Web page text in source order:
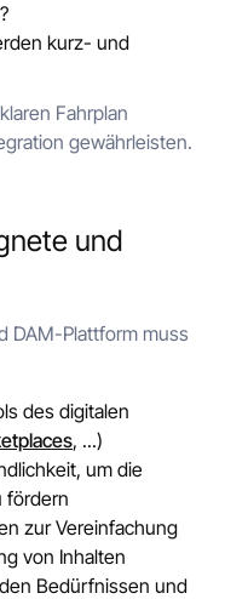
kurz- und
Fahrplan
gewährleisten.
und
DAM-Plattform muss
des digitalen
, ...)
um die
fördern
zur Vereinfachung
von Inhalten
Bedürfnissen und